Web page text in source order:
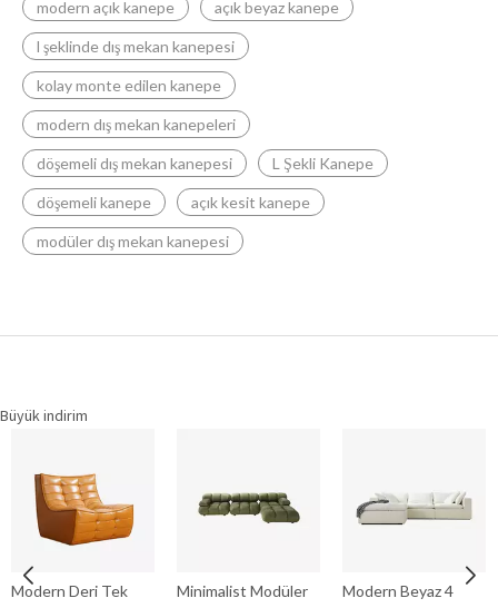
modern açık kanepe açık beyaz kanepe
l şeklinde dış mekan kanepesi
kolay monte edilen kanepe
modern dış mekan kanepeleri
döşemeli dış mekan kanepesi L Şekli Kanepe
döşemeli kanepe açık kesit kanepe
modüler dış mekan kanepesi
Büyük indirim
Modern Deri Tek
Minimalist Modüler
Modern Beyaz 4